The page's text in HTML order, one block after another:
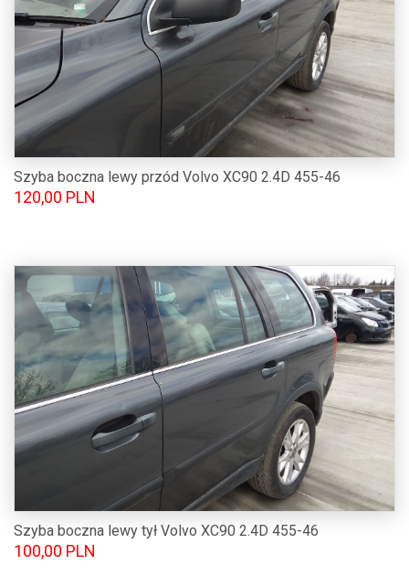
Szyba boczna lewy przód Volvo XC90 2.4D 455-46
120,00 PLN
Szyba boczna lewy tył Volvo XC90 2.4D 455-46
100,00 PLN